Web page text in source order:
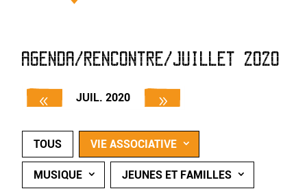
AGENDA/RENCONTRE/JUILLET 2020
JUIL. 2020
TOUS VIE ASSOCIATIVE
MUSIQUE JEUNES ET FAMILLES